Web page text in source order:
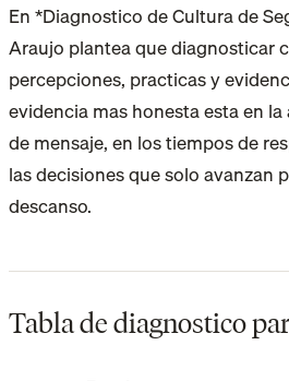
En *Diagnostico de Cultura de
Araujo plantea que diagnosticar
percepciones, practicas y
evidencia mas honesta esta en
de mensaje, en los tiempos de
las decisiones que solo avanzan
descanso.
Tabla de diagnostico